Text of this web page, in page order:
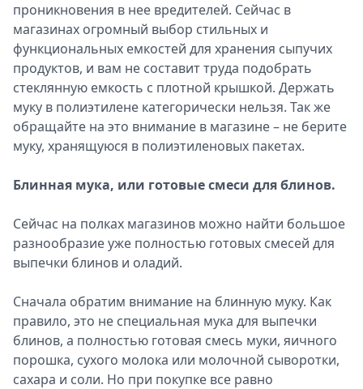
проникновения в нее вредителей. Сейчас в
магазинах огромный выбор стильных и
функциональных емкостей для хранения сыпучих
продуктов, и вам не составит труда подобрать
стеклянную емкость с плотной крышкой. Держать
муку в полиэтилене категорически нельзя. Так же
обращайте на это внимание в магазине – не берите
муку, хранящуюся в полиэтиленовых пакетах.
Блинная мука, или готовые смеси для блинов.
Сейчас на полках магазинов можно найти большое
разнообразие уже полностью готовых смесей для
выпечки блинов и оладий.
Сначала обратим внимание на блинную муку. Как
правило, это не специальная мука для выпечки
блинов, а полностью готовая смесь муки, яичного
порошка, сухого молока или молочной сыворотки,
сахара и соли. Но при покупке все равно